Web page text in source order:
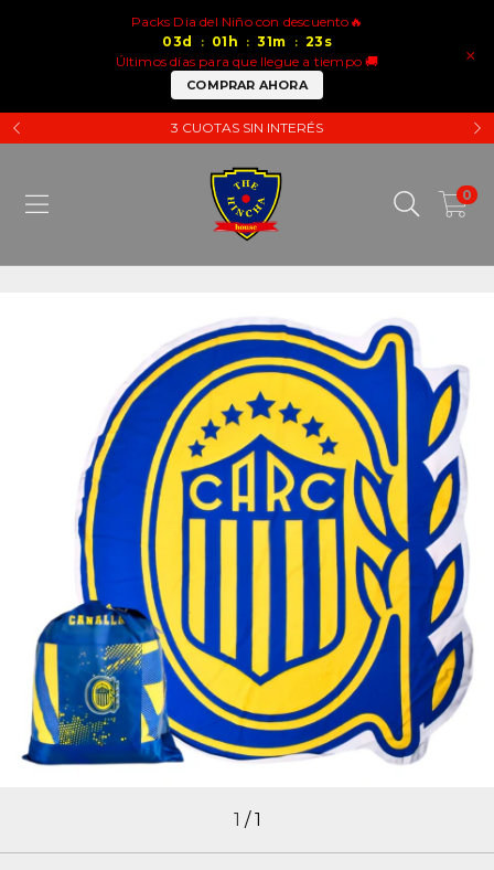
×
Packs Dia del Niño con descuento🔥
03d : 01 h : 31m : 22 s
Últimos días para que llegue a tiempo 🚚
COMPRAR AHORA
3 CUOTAS SIN INTERÉS
0
1 /1